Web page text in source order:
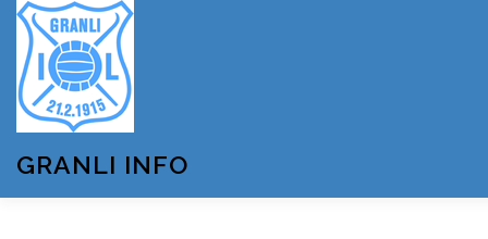
innhold
GRANLI INFO